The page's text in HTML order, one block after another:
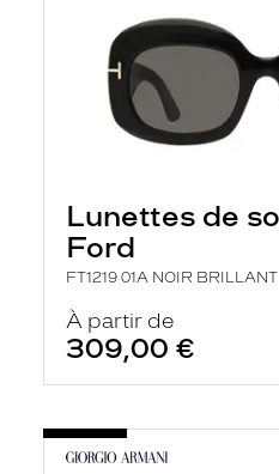
Lunettes de
Ford
FT1219 01A NOIR BRILLANT
À partir de
309,00 €